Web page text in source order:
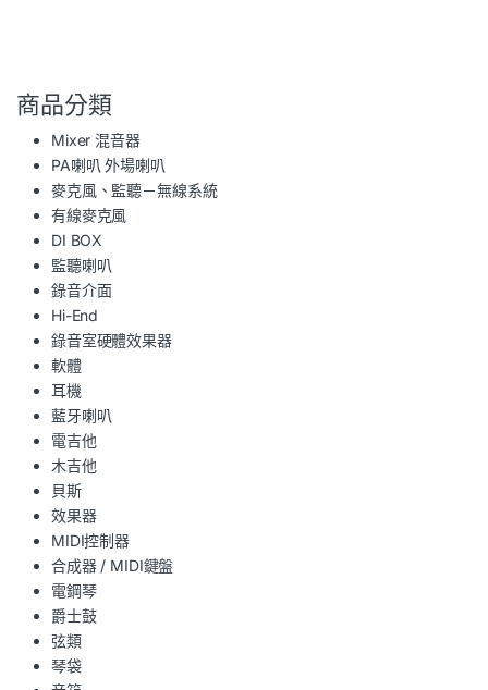
商品分類
Mixer 混音器
PA喇叭 外場喇叭
麥克風、監聽－無線系統
有線麥克風
DI BOX
監聽喇叭
錄音介面
Hi-End
錄音室硬體效果器
軟體
耳機
藍牙喇叭
電吉他
木吉他
貝斯
效果器
MIDI控制器
合成器 / MIDI鍵盤
電鋼琴
爵士鼓
弦類
琴袋